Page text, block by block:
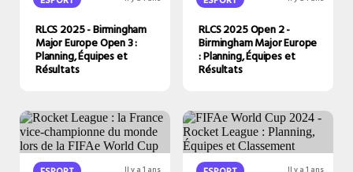
RLCS 2025 - Birmingham
Major Europe Open 3 :
Planning, Équipes et
Résultats
RLCS 2025 Open 2 -
Birmingham Major Europe
: Planning, Équipes et
Résultats
Il y a 1 ans Il y a 1 ans